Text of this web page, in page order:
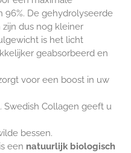
96%. De gehydrolyseerde
dus nog kleiner
is het licht
geabsorbeerd en
voor een boost in uw
Swedish Collagen geeft u
bessen.
een natuurlijk biologisch